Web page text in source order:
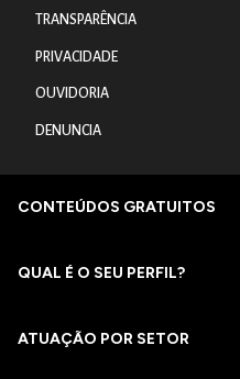
TRANSPARÊNCIA
PRIVACIDADE
OUVIDORIA
DENUNCIA
CONTEÚDOS GRATUITOS
QUAL É O SEU PERFIL?
ATUAÇÃO POR SETOR